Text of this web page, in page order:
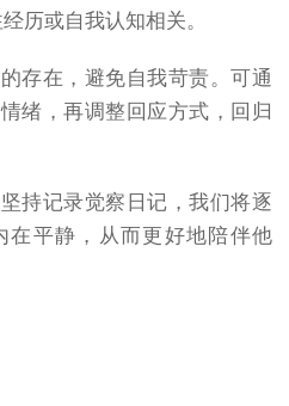
历或自我认知相关。
存在，避免自我苛责。可通
绪，再调整回应方式，回归
持记录觉察日记，我们将逐
在平静，从而更好地陪伴他